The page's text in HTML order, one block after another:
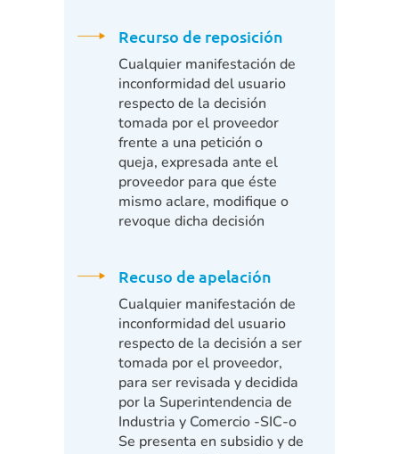
Recurso de reposición
Cualquier manifestación de
inconformidad del usuario
respecto de la decisión
tomada por el proveedor
frente a una petición o
queja, expresada ante el
proveedor para que éste
mismo aclare, modifique o
revoque dicha decisión
Recuso de apelación
Cualquier manifestación de
inconformidad del usuario
respecto de la decisión a ser
tomada por el proveedor,
para ser revisada y decidida
por la Superintendencia de
Industria y Comercio -SIC-o
Se presenta en subsidio y de